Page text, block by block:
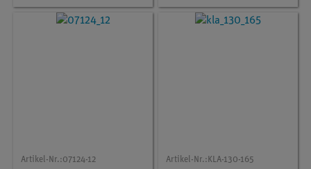
Artikel-Nr.:07124-12 Artikel-Nr.: KLA-130-165